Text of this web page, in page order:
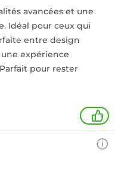
avancées et une
Idéal pour ceux qui
entre design
expérience
pour rester
+